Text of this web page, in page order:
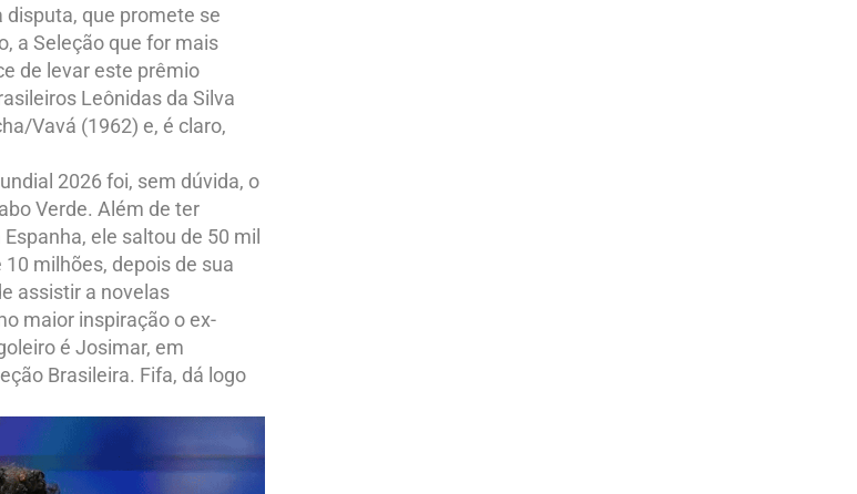
que promete se
a Seleção que for mais
de levar este prêmio
Leônidas da Silva
Vavá (1962) e, é claro,
2026 foi, sem dúvida, o
Verde. Além de ter
ele saltou de 50 mil
milhões, depois de sua
assistir a novelas
maior inspiração o ex-
é Josimar, em
Brasileira. Fifa, dá logo